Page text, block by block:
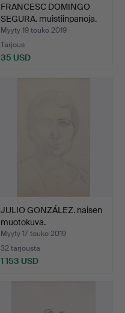
FRANCESC DOMINGO
SEGURA. muistiinpanoja.
Myyty 19 touko 2019
Tarjous
35 USD
JULIO GONZÁLEZ. naisen
muotokuva.
Myyty 17 touko 2019
32 tarjousta
1 153 USD